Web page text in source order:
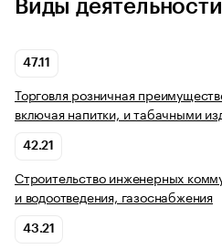
Виды деятельности
47.11
Торговля розничная
включая напитки, и табачными
42.21
Строительство инженерных
и водоотведения, газоснабжения
43.21